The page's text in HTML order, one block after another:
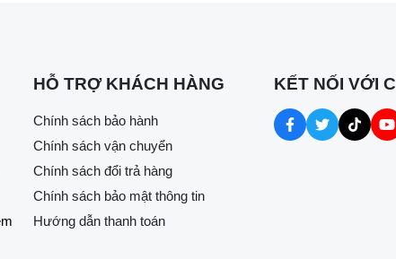
HỖ TRỢ KHÁCH HÀNG
Chính sách bảo hành
Chính sách vận chuyển
Chính sách đổi trả hàng
Chính sách bảo mật thông tin
Hướng dẫn thanh toán
KẾT NỐI VỚI